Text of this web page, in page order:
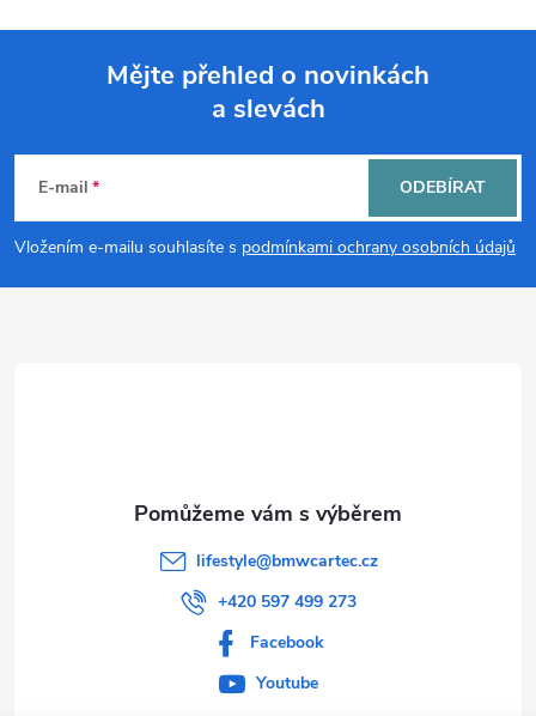
p
a
Mějte přehled o novinkách
a slevách
E-mail
Vložením e-mailu souhlasíte s podmínkami ochrany osobních údajů
ODEBÍRAT
lifestyle@bmwcartec.cz
+420 597 499 273
Facebook
Youtube